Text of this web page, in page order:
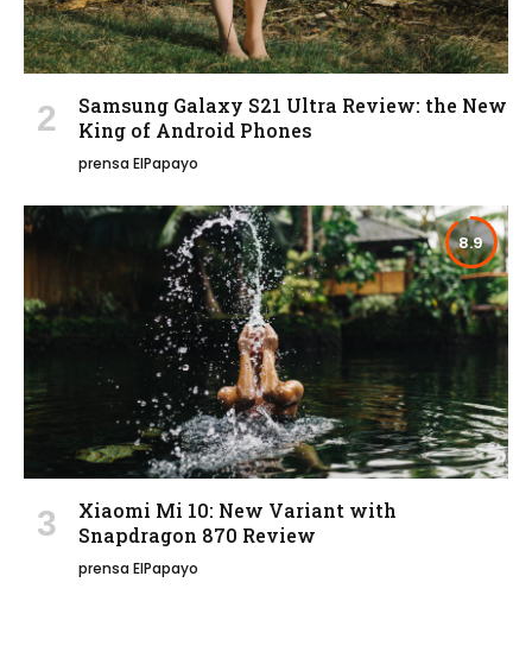
Samsung Galaxy S21 Ultra Review: the New
King of Android Phones
prensa ElPapayo
8.9
Xiaomi Mi 10: New Variant with
Snapdragon 870 Review
prensa ElPapayo